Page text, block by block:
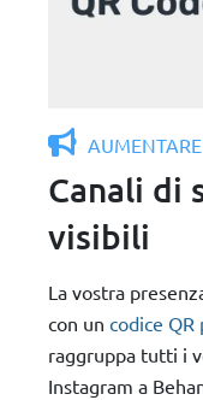
Canali di
visibili
La vostra
con un codice QR
raggruppa tutti i
Instagram a